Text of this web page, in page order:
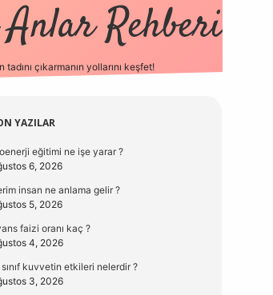
Rehberi
tadını çıkarmanın yollarını keşfet!
YAZILAR
eğitimi ne işe yarar ?
6, 2026
insan ne anlama gelir ?
5, 2026
faizi oranı kaç ?
4, 2026
sınıf kuvvetin etkileri nelerdir ?
3, 2026